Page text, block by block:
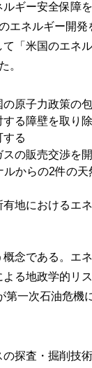
ギー安全保障
エネルギー開発
「米国のエネ
。
原子力政策の
る障壁を取り除
する
の販売交渉を開
からの2件の
地におけるエ
念である。エ
る地政学的リ
一次石油危機
探査・掘削技